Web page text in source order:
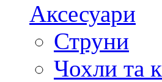
Аксесуари
Струни
Чохли та